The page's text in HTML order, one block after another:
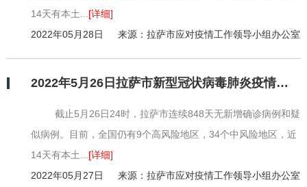
14天有本土... [详细]
2022年05月28日
来源：拉萨市应对疫情工作领导小组办公室
2022年5月26日拉萨市新型冠状病毒肺炎疫情情况
截止5月26日24时，拉萨市连续848天无新增确诊病例和疑
似病例。目前，全国仍有9个高风险地区，34个中风险地区，近
14天有本土... [详细]
2022年05月27日
来源：拉萨市应对疫情工作领导小组办公室